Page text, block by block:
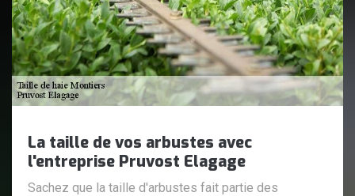
La taille de vos arbustes avec
l'entreprise Pruvost Elagage
Sachez que la taille d'arbustes fait partie des